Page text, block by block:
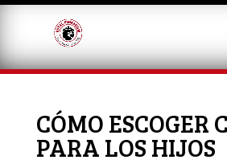
CÓMO ESCOGER
PARA LOS HIJOS